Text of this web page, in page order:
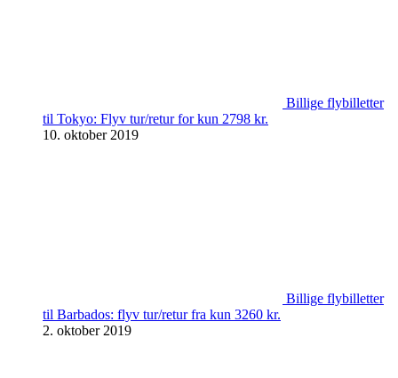
Billige flybilletter
til Tokyo: Flyv tur/retur for kun 2798 kr.
10. oktober 2019
Billige flybilletter
til Barbados: flyv tur/retur fra kun 3260 kr.
2. oktober 2019